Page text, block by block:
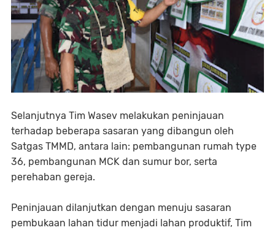
Selanjutnya Tim Wasev melakukan peninjauan
terhadap beberapa sasaran yang dibangun oleh
Satgas TMMD, antara lain: pembangunan rumah type
36, pembangunan MCK dan sumur bor, serta
perehaban gereja.
Peninjauan dilanjutkan dengan menuju sasaran
pembukaan lahan tidur menjadi lahan produktif, Tim